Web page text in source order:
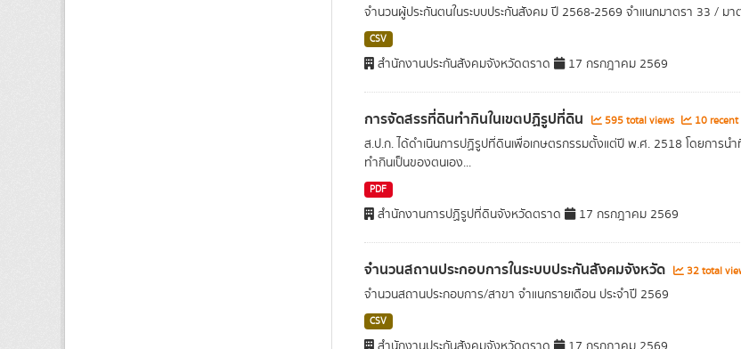
จำนวนผู้ประกันตนในระบบประกันสังคม ปี 2568-2569 จำแนกมาตรา 33 / มา
CSV
สำนักงานประกันสังคมจังหวัดตราด 17 กรกฎาคม 2569
การจัดสรรที่ดินทำกินในเขตปฏิรูปที่ดิน 595 total views 10 recent
ส.ป.ก. ได้ดำเนินการปฏิรูปที่ดินเพื่อเกษตรกรรมตั้งแต่ปี พ.ศ. 2518 โดยการ
ทำกินเป็นของตนเอง...
PDF
สำนักงานการปฏิรูปที่ดินจังหวัดตราด 17 กรกฎาคม 2569
จำนวนสถานประกอบการในระบบประกันสังคมจังหวัด 32 total
จำนวนสถานประกอบการ/สาขา จำแนกรายเดือน ประจำปี 2569
CSV